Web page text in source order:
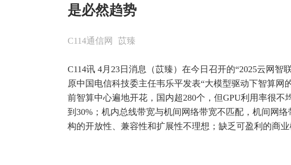
是必然趋势
C114通信网 苡臻
C114讯 4月23日消息（苡臻）在今日召开的“2025云网智
原中国电信科技委主任韦乐平发表“大模型驱动下智算网
前智算中心遍地开花，国内超280个，但GPU利用率很不
到30%；机内总线带宽与机间 网络带宽不匹配，机间网
构的开放性、兼容性和扩展性不理想；缺乏可盈利的商业